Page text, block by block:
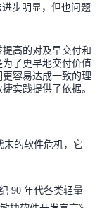
步明显，但也问题
高的对及早交付和
了更早地交付价值
容易达成一致的理
实践提供了依据。
末的软件危机，它
90 年代各类轻量